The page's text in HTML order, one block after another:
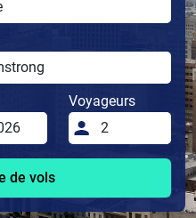
Voyageurs
de vols